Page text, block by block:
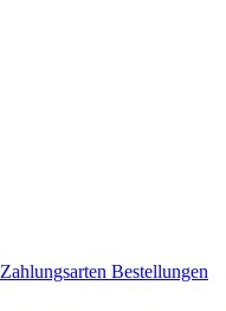
Zahlungsarten Bestellungen